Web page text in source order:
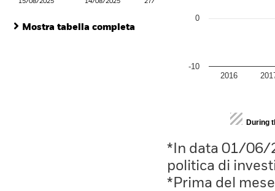
15/08/2025 14/08/2025 27/08/2025
Mostra tabella completa
2016
-10
0
End of interactive chart.
During
*In data 01/06/
politica di
*Prima del